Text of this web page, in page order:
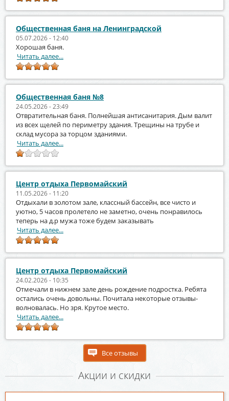
Общественная баня на Ленинградской
05.07.2026 - 12:40
Хорошая баня.
Читать далее...
Общественная баня №8
24.05.2026 - 23:49
Отвратительная баня. Полнейшая антисанитария. Дым валит
из всех щелей по периметру здания. Трещины на трубе и
склад мусора за торцом зданиями.
Читать далее...
Центр отдыха Первомайский
11.05.2026 - 11:20
Отдыхали в золотом зале, классный бассейн, все чисто и
уютно, 5 часов пролетело не заметно, очень понравилось
теперь на д.р мужа тоже будем заказывать
Читать далее...
Центр отдыха Первомайский
24.02.2026 - 10:35
Отмечали в нижнем зале день рождение подростка. Ребята
остались очень довольны. Почитала некоторые отзывы-
волновалась. Но зря. Крутое место.
Читать далее...
Все отзывы
Акции и скидки